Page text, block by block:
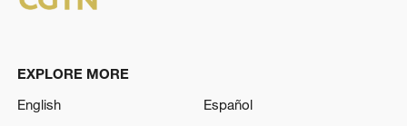
EXPLORE MORE
English
Español